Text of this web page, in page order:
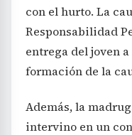
con el hurto. La
Responsabilidad
entrega del joven
formación de la
Además, la
intervino en un